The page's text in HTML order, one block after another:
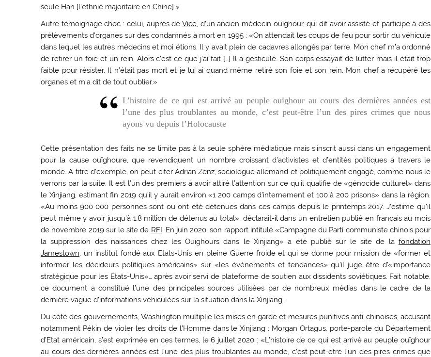
seule Han [l’ethnie majoritaire en Chine].»
Autre témoignage choc : celui, auprès de Vice, d’un ancien médecin ouïghour, qui dit avoir assisté et participé à des
prélèvements d’organes sur des condamnés à mort en 1995 : «On attendait les coups de feu pour sortir du véhicule
dans lequel les autres médecins et moi étions. Il y avait plein de cadavres allongés par terre. Mon chef m’a ordonné
de retirer un foie et un rein. Alors c’est ce que j’ai fait […] Il a gesticulé. Son corps essayait de lutter mais il était trop
faible pour résister. Il n’était pas mort et je lui ai quand même retiré son foie et son rein. Mon chef a récupéré les
organes et m’a dit de tout oublier.»
L’histoire de ce qui est arrivé au peuple ouïghour au cours des dernières années est
l’une des plus troublantes au monde, c’est peut-être l’un des pires crimes que nous
ayons vu depuis l’Holocauste
Cette présentation des faits ne se limite pas à la seule sphère médiatique mais s’inscrit aussi dans un engagement
pour la cause ouïghoure, que revendiquent un nombre croissant d’activistes et d’entités politiques à travers le
monde. A titre d’exemple, on peut citer Adrian Zenz, sociologue allemand et politiquement engagé, comme nous le
verrons par la suite. Il est l’un des premiers à avoir attiré l’attention sur ce qu’il qualifie de «génocide culturel» dans
le Xinjiang, estimant fin 2019 qu’il y aurait environ «1 200 camps d’internement et 100 à 200 prisons» dans la région.
«Au moins 900 000 personnes sont ou ont été détenues dans ces camps depuis le printemps 2017. J’estime qu’il
peut même y avoir jusqu’à 1,8 million de détenus au total», déclarait-il dans un entretien publié en français au mois
de novembre 2019 sur le site de RFI. En juin 2020, son rapport intitulé «Campagne du Parti communiste chinois pour
la suppression des naissances chez les Ouïghours dans le Xinjiang» a été publié sur le site de la fondation
Jamestown, un institut fondé aux Etats-Unis en pleine Guerre froide et qui se donne pour mission de «former et
informer les décideurs politiques américains» sur «les événements et tendances» qu’il juge être d’«importance
stratégique pour les États-Unis»… après avoir servi de plateforme de soutien aux dissidents soviétiques. Fait notable,
ce document a constitué l’une des principales sources utilisées par de nombreux médias dans le cadre de la
dernière vague d’informations véhiculées sur la situation dans la Xinjiang.
Du côté des gouvernements, Washington multiplie les mises en garde et mesures punitives anti-chinoises, accusant
notamment Pékin de violer les droits de l’Homme dans le Xinjiang ; Morgan Ortagus, porte-parole du Département
d’Etat américain, s’est exprimée en ces termes, le 6 juillet 2020 : «L’histoire de ce qui est arrivé au peuple ouïghour
au cours des dernières années est l’une des plus troublantes au monde, c’est peut-être l’un des pires crimes que